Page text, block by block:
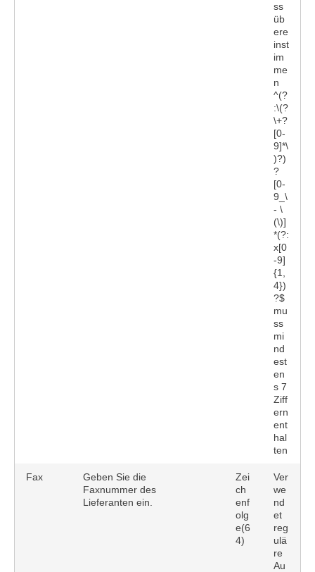
ss
üb
ere
inst
im
me
n
^(?
:\(?
\+?
[0-
9]*\
)?)
?
[0-
9_\
- \
(\)]
*(?:
x[0
-9]
{1,
4})
?$
mu
ss
mi
nd
est
en
s 7
Ziff
ern
ent
hal
ten
Fax
Geben Sie die
Faxnummer des
Lieferanten ein.
Zei
ch
enf
olg
e(6
4)
Ver
we
nd
et
reg
ulä
re
Au